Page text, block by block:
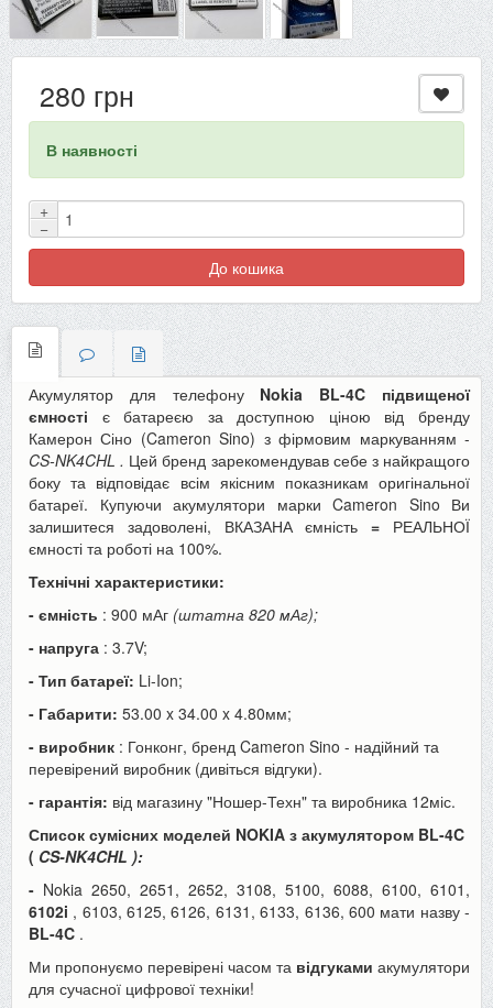
280 грн
В наявності
+
−
До кошика
Акумулятор для телефону Nokia BL-4C підвищеної
ємності є батареєю за доступною ціною від бренду
Камерон Сіно (Cameron Sino) з фірмовим маркуванням -
CS-NK4CHL . Цей бренд зарекомендував себе з найкращого
боку та відповідає всім якісним показникам оригінальної
батареї. Купуючи акумулятори марки Cameron Sino Ви
залишитеся задоволені, ВКАЗАНА ємність= РЕАЛЬНОЇ
ємності та роботі на 100%.
Технічні характеристики:
- ємність : 900 мАг (штатна 820 мАг);
- напруга : 3.7V;
- Тип батареї: Li-Ion;
- Габарити: 53.00 x 34.00 x 4.80мм;
- виробник : Гонконг, бренд Cameron Sino - надійний та
перевірений виробник (дивіться відгуки).
- гарантія: від магазину "Ношер-Техн" та виробника 12міс.
Список сумісних моделей NOKIA з акумулятором BL-4C
( CS-NK4CHL ):
- Nokia 2650, 2651, 2652, 3108, 5100, 6088, 6100, 6101,
6102i , 6103, 6125, 6126, 6131, 6133, 6136, 600 мати назву -
BL-4C .
Ми пропонуємо перевірені часом та відгуками акумулятори
для сучасної цифрової техніки!